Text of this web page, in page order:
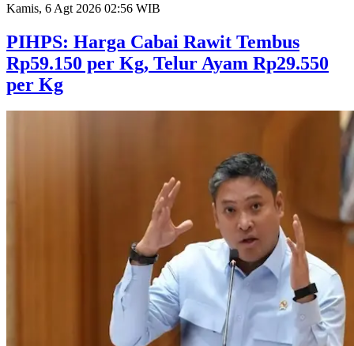
Kamis, 6 Agt 2026 02:56 WIB
PIHPS: Harga Cabai Rawit Tembus
Rp59.150 per Kg, Telur Ayam Rp29.550
per Kg